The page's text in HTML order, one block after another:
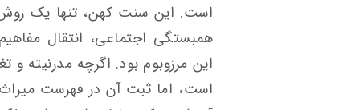
است. این سنت کهن، تنها یک روش
همبستگی اجتماعی، انتقال
این مرزوبوم بود. اگرچه مدرنیته و
است، اما ثبت آن در فهرست